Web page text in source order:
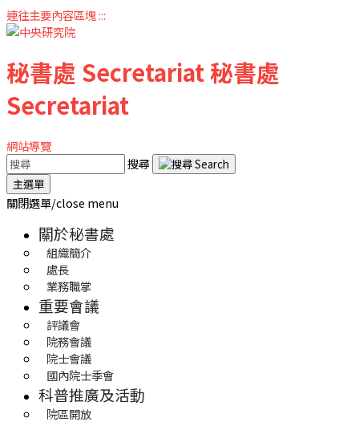
連往主要內容區塊:::
秘書處 Secretariat秘書處
Secretariat
網站導覽
搜尋
主選單
關閉選單/close menu
關於秘書處
組織簡介
處長
業務職掌
重要會議
評議會
院務會議
院士會議
國內院士季會
科普推廣及活動
院區開放